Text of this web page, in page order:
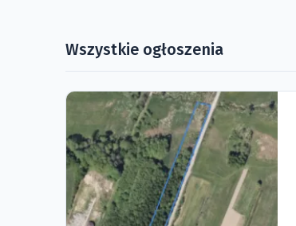
Wszystkie ogłoszenia